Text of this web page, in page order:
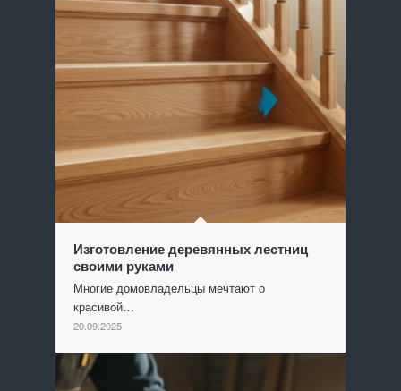
Изготовление деревянных лестниц
своими руками
Многие домовладельцы мечтают о
красивой…
20.09.2025